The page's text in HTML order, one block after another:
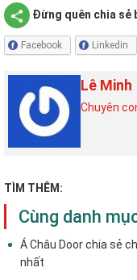
Đừng quên chia sẻ
Facebook Linkedin
Lê Minh
Chuyên
TÌM THÊM:
Cùng danh
Á Châu Door chia sẻ
nhất